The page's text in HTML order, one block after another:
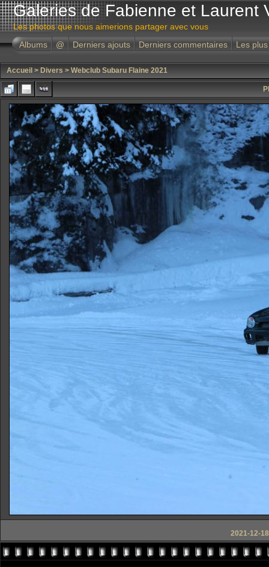
Galeries de Fabienne et Laurent
Les photos que nous aimerions partager avec vous
Albums
@ Derniers ajouts Derniers commentaires Les
Accueil > Divers > Webclub Subaru Flaine 2021
2021-12-